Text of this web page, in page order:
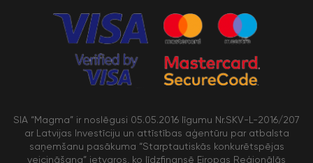
SIA “Magma” ir noslēgusi 05.05.2016 līgumu Nr.SKV-L-2016/207
ar Latvijas Investīciju un attīstības aģentūru par atbalsta
saņemšanu pasākuma “Starptautiskās konkurētspējas
veicināšana” ietvaros, ko līdzfinansē Eiropas Reģionālās